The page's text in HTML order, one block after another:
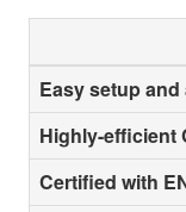
Easy setup
Highly-efficient
Certified with